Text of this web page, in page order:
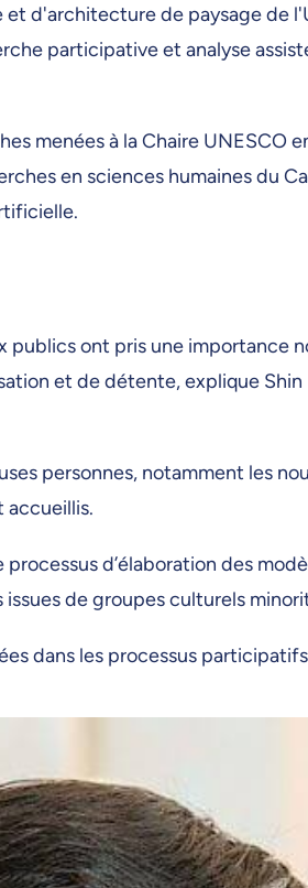
d'architecture de paysage
participative et analyse
menées à la Chaire UNESCO
en sciences humaines du
ont pris une importance
et de détente, explique
personnes, notamment les
accueillis.
d’élaboration des
de groupes culturels
dans les processus